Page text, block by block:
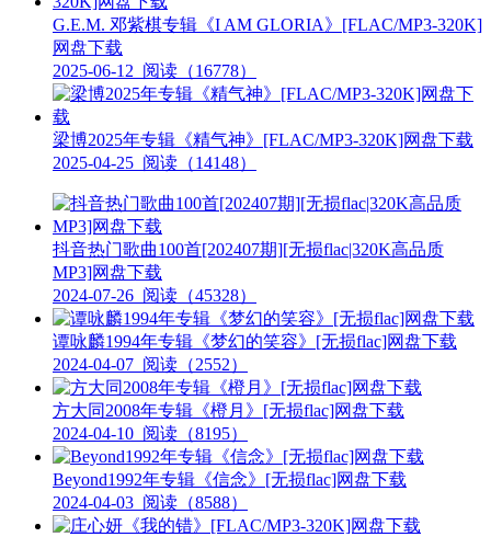
G.E.M. 邓紫棋专辑《I AM GLORIA》[FLAC/MP3-320K]
网盘下载
2025-06-12 阅读（16778）
梁博2025年专辑《精气神》[FLAC/MP3-320K]网盘下载
2025-04-25 阅读（14148）
抖音热门歌曲100首[202407期][无损flac|320K高品质
MP3]网盘下载
2024-07-26 阅读（45328）
谭咏麟1994年专辑《梦幻的笑容》[无损flac]网盘下载
2024-04-07 阅读（2552）
方大同2008年专辑《橙月》[无损flac]网盘下载
2024-04-10 阅读（8195）
Beyond1992年专辑《信念》[无损flac]网盘下载
2024-04-03 阅读（8588）